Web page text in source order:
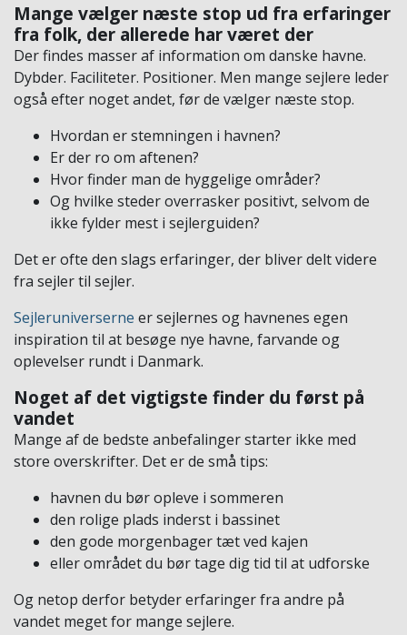
Mange vælger næste stop ud fra erfaringer
fra folk, der allerede har været der
Der findes masser af information om danske havne.
Dybder. Faciliteter. Positioner. Men mange sejlere leder
også efter noget andet, før de vælger næste stop.
Hvordan er stemningen i havnen?
Er der ro om aftenen?
Hvor finder man de hyggelige områder?
Og hvilke steder overrasker positivt, selvom de
ikke fylder mest i sejlerguiden?
Det er ofte den slags erfaringer, der bliver delt videre
fra sejler til sejler.
Sejleruniverserne er sejlernes og havnenes egen
inspiration til at besøge nye havne, farvande og
oplevelser rundt i Danmark.
Noget af det vigtigste finder du først på
vandet
Mange af de bedste anbefalinger starter ikke med
store overskrifter. Det er de små tips:
havnen du bør opleve i sommeren
den rolige plads inderst i bassinet
den gode morgenbager tæt ved kajen
eller området du bør tage dig tid til at udforske
Og netop derfor betyder erfaringer fra andre på
vandet meget for mange sejlere.